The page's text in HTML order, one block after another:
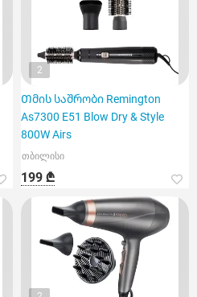
2
Თმის საშრობი Remington
As7300 E51 Blow Dry & Style
800W Airs
თბილისი
199 ₾